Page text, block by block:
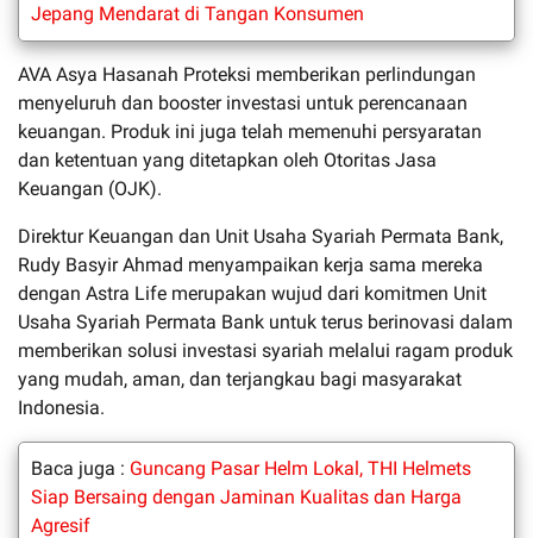
Jepang Mendarat di Tangan Konsumen
AVA Asya Hasanah Proteksi memberikan perlindungan
menyeluruh dan booster investasi untuk perencanaan
keuangan. Produk ini juga telah memenuhi persyaratan
dan ketentuan yang ditetapkan oleh Otoritas Jasa
Keuangan (OJK).
Direktur Keuangan dan Unit Usaha Syariah Permata Bank,
Rudy Basyir Ahmad menyampaikan kerja sama mereka
dengan Astra Life merupakan wujud dari komitmen Unit
Usaha Syariah Permata Bank untuk terus berinovasi dalam
memberikan solusi investasi syariah melalui ragam produk
yang mudah, aman, dan terjangkau bagi masyarakat
Indonesia.
Baca juga : Guncang Pasar Helm Lokal, THI Helmets
Siap Bersaing dengan Jaminan Kualitas dan Harga
Agresif